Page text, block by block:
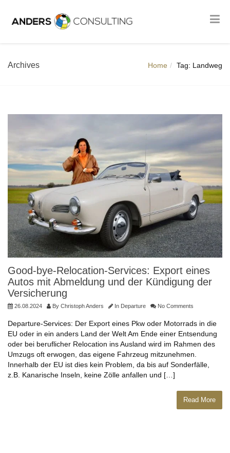
Archives Home Tag: Landweg
Good-bye-Relocation-Services: Export eines
Autos mit Abmeldung und der Kündigung der
Versicherung
26.08.2024 By Christoph Anders In Departure No Comments
Departure-Services: Der Export eines Pkw oder Motorrads in die
EU oder in ein anders Land der Welt Am Ende einer Entsendung
oder bei beruflicher Relocation ins Ausland wird im Rahmen des
Umzugs oft erwogen, das eigene Fahrzeug mitzunehmen.
Innerhalb der EU ist dies kein Problem, da bis auf Sonderfälle,
z.B. Kanarische Inseln, keine Zölle anfallen und […]
Read More